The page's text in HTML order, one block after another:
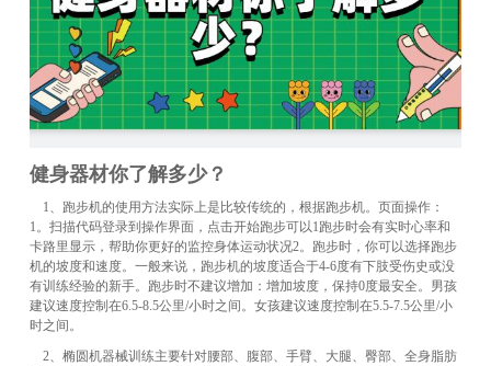
健身器材你了解多少？
1、跑步机的使用方法实际上是比较传统的，根据跑步机。页面操作：
1。扫描代码登录到操作界面，点击开始跑步可以1跑步时会有实时心率和
卡路里显示，帮助你更好的监控身体运动状况2。跑步时，你可以选择跑步
机的坡度和速度。一般来说，跑步机的坡度适合于4-6度有下肢受伤史或没
有训练经验的新手。跑步时不建议增加：增加坡度，保持0度最安全。男孩
建议速度控制在6.5-8.5公里/小时之间。女孩建议速度控制在5.5-7.5公里/小
时之间。
2、椭圆机器械训练主要针对腰部、腹部、手臂、大腿、臀部、全身脂肪